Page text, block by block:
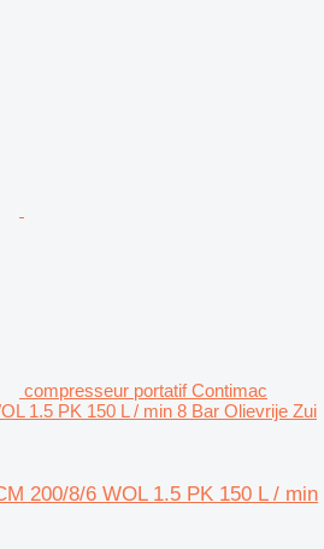
compresseur portatif Contimac
1.5 PK 150 L / min 8 Bar Olievrije Zui
200/8/6 WOL 1.5 PK 150 L / min